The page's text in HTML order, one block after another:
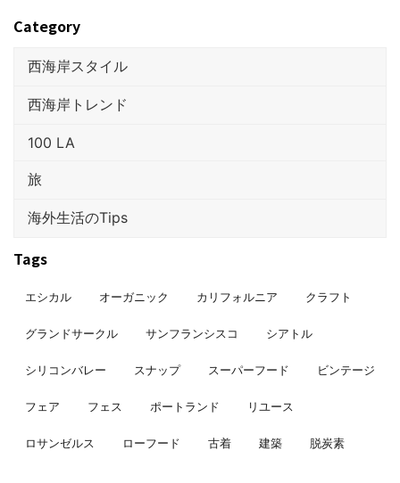
Category
西海岸スタイル
西海岸トレンド
100 LA
旅
海外生活のTips
Tags
エシカル オーガニック カリフォルニア クラフト
グランドサークル サンフランシスコ シアトル
シリコンバレー スナップ スーパーフード ビンテージ
フェア フェス ポートランド リユース
ロサンゼルス ローフード 古着 建築 脱炭素